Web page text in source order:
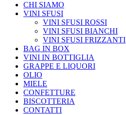
CHI SIAMO
VINI SFUSI
VINI SFUSI ROSSI
VINI SFUSI BIANCHI
VINI SFUSI FRIZZANTI
BAG IN BOX
VINI IN BOTTIGLIA
GRAPPE E LIQUORI
OLIO
MIELE
CONFETTURE
BISCOTTERIA
CONTATTI